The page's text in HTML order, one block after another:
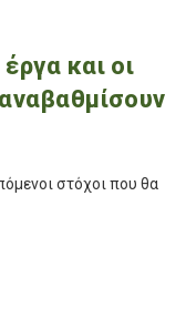
και οι